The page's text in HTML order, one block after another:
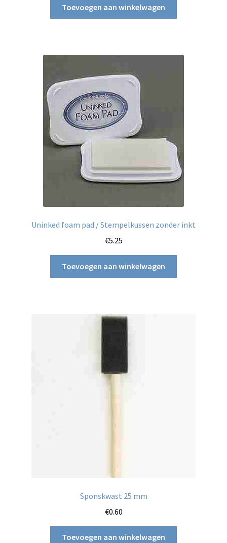
Toevoegen aan winkelwagen
Uninked foam pad / Stempelkussen zonder inkt
€5.25
Toevoegen aan winkelwagen
Sponskwast 25 mm
€0.60
Toevoegen aan winkelwagen